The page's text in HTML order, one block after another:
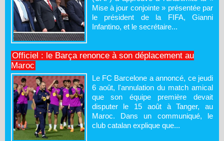
Mise à jour conjointe » présentée par
le président de la FIFA, Gianni
Infantino, et le secrétaire...
Officiel : le Barça renonce à son déplacement au
Maroc
Le FC Barcelone a annoncé, ce jeudi
6 août, l'annulation du match amical
que son équipe première devait
disputer le 15 août à Tanger, au
Maroc. Dans un communiqué, le
club catalan explique que...